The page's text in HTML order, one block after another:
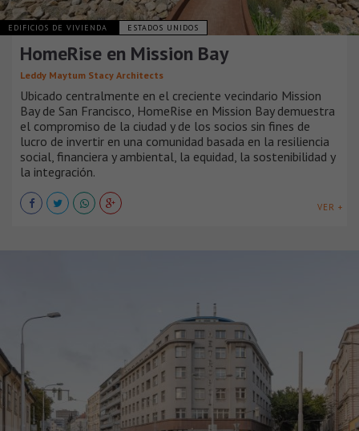
EDIFICIOS DE VIVIENDA ESTADOS UNIDOS
HomeRise en Mission Bay
Leddy Maytum Stacy Architects
Ubicado centralmente en el creciente vecindario Mission
Bay de San Francisco, HomeRise en Mission Bay demuestra
el compromiso de la ciudad y de los socios sin fines de
lucro de invertir en una comunidad basada en la resiliencia
social, financiera y ambiental, la equidad, la sostenibilidad y
la integración.
VER +